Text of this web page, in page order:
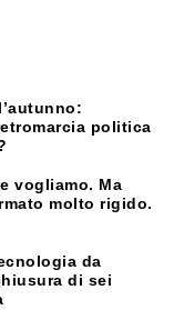
politica
vogliamo. Ma
molto rigido.
da
di sei